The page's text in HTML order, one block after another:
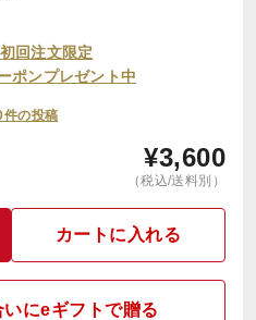
回注文限定
ポンプレゼント中
件の投稿
¥3,600
（税込/送料別）
カートに入れる
にeギフトで贈る